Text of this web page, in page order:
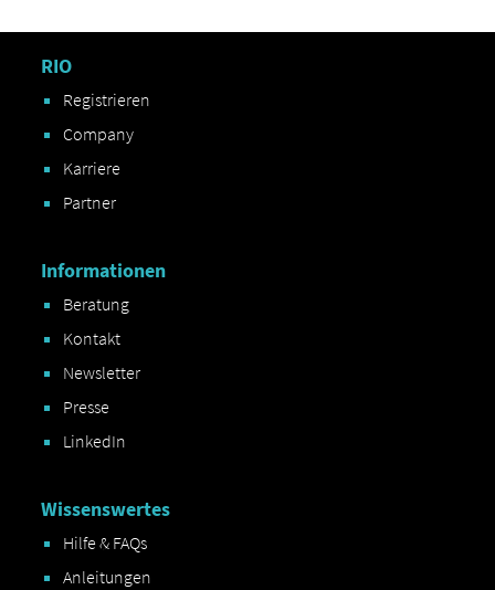
RIO
Registrieren
Company
Karriere
Partner
Informationen
Beratung
Kontakt
Newsletter
Presse
LinkedIn
Wissenswertes
Hilfe & FAQs
Anleitungen